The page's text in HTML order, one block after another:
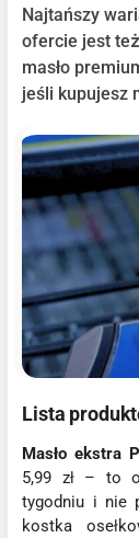
Najtańszy
ofercie jest
masło
jeśli kupujesz
Lista
Masło ekstra
5,99 zł – to
tygodniu i nie
kostka